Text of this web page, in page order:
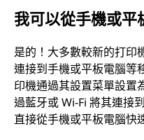
我可以從手機或平
是的！大多數較新的打印
連接到手機或平板電腦等
印機通過其設置菜單設置
過藍牙或 Wi-Fi 將其連接
直接從手機或平板電腦快